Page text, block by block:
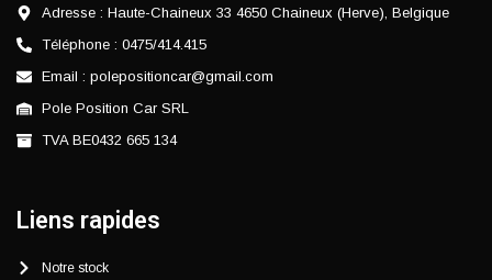
Adresse : Haute-Chaineux 33 4650 Chaineux (Herve), Belgique
Téléphone : 0475/414.415
Email : polepositioncar@gmail.com
Pole Position Car SRL
TVA BE0432 665 134
Liens rapides
Notre stock